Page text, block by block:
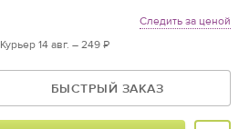
Следить за ценой
Курьер 14 авг. – 249 ₽
БЫСТРЫЙ ЗАКАЗ